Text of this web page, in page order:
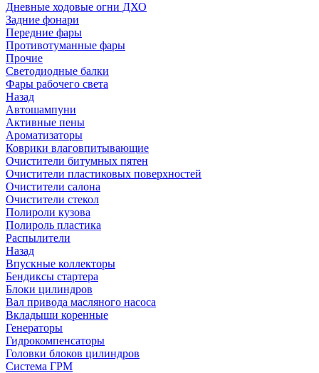
Дневные ходовые огни ДХО
Задние фонари
Передние фары
Противотуманные фары
Прочие
Светодиодные балки
Фары рабочего света
Назад
Автошампуни
Активные пены
Ароматизаторы
Коврики влаговпитывающие
Очистители битумных пятен
Очистители пластиковых поверхностей
Очистители салона
Очистители стекол
Полироли кузова
Полироль пластика
Распылители
Назад
Впускные коллекторы
Бендиксы стартера
Блоки цилиндров
Вал привода масляного насоса
Вкладыши коренные
Генераторы
Гидрокомпенсаторы
Головки блоков цилиндров
Система ГРМ